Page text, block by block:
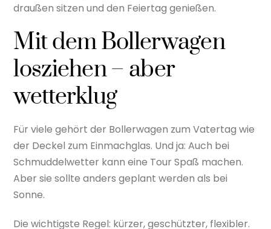
draußen sitzen und den Feiertag genießen.
Mit dem Bollerwagen
losziehen – aber
wetterklug
Für viele gehört der Bollerwagen zum Vatertag wie
der Deckel zum Einmachglas. Und ja: Auch bei
Schmuddelwetter kann eine Tour Spaß machen.
Aber sie sollte anders geplant werden als bei
Sonne.
Die wichtigste Regel: kürzer, geschützter, flexibler.